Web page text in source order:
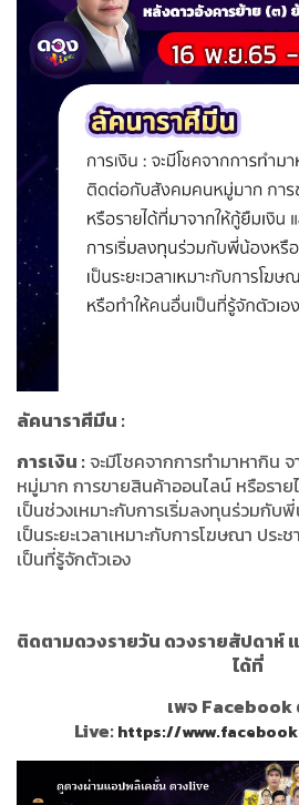
ลัคนาราศีมีน :
การเงิน :จะมีโชคจากการทำมาหากิน
หมู่มาก การขายสินค้าออนไลน์ หรือราย
เป็นช่วงเหมาะกับการเริ่มลงทุนร่วมกับ
เป็นระยะเวลาเหมาะกับการโฆษณา ปร
เป็นที่รู้จักตัวเอง
ติดตามดวงรายวัน ดวงรายสัปดาห์
ได้ที่
เพจ Facebook
Live:https://